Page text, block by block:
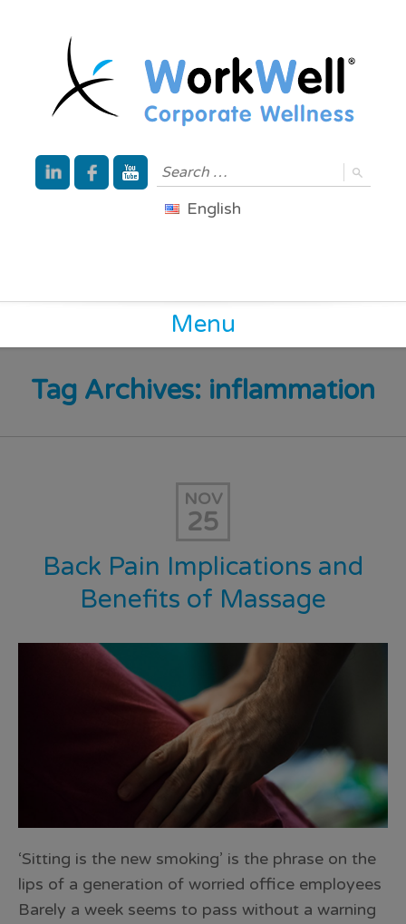
English
Menu
Tag Archives: inflammation
NOV
25
Back Pain Implications and
Benefits of Massage
‘Sitting is the new smoking’ is the phrase on the
lips of a generation of worried office employees
Barely a week seems to pass without a warning